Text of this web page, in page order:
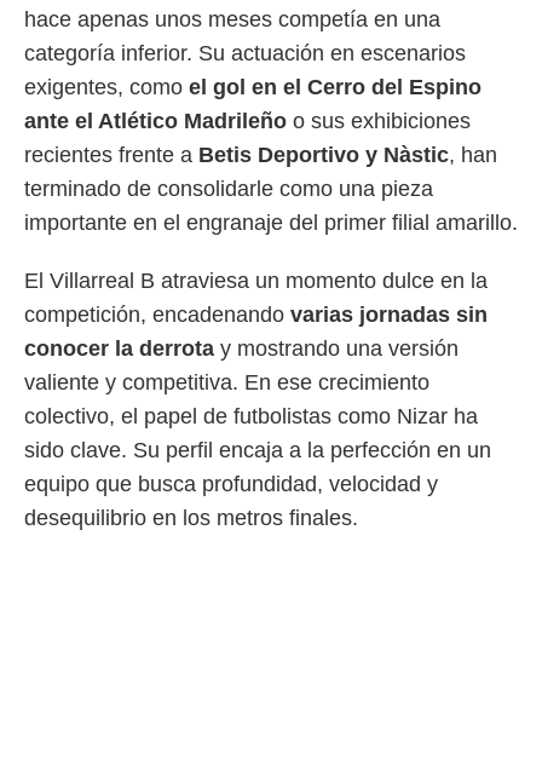
hace apenas unos meses competía en una
categoría inferior. Su actuación en escenarios
exigentes, como el gol en el Cerro del Espino
ante el Atlético Madrileño o sus exhibiciones
recientes frente a Betis Deportivo y Nàstic, han
terminado de consolidarle como una pieza
importante en el engranaje del primer filial amarillo.
El Villarreal B atraviesa un momento dulce en la
competición, encadenando varias jornadas sin
conocer la derrota y mostrando una versión
valiente y competitiva. En ese crecimiento
colectivo, el papel de futbolistas como Nizar ha
sido clave. Su perfil encaja a la perfección en un
equipo que busca profundidad, velocidad y
desequilibrio en los metros finales.